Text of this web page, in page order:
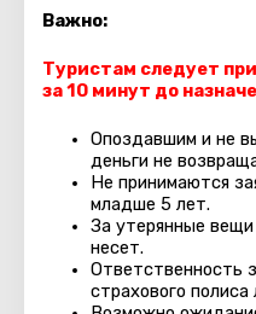
Важно:
Туристам следует
за 10 минут до
Опоздавшим и не
деньги не
Не принимаются
младше 5 лет.
За утерянные
несет.
Ответственность
страхового